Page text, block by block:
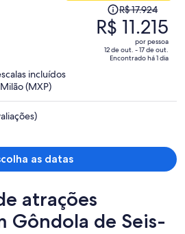
preço
era
R$ 17.924
R$ 17.924
R$ 11.215
por pessoa
12 de out. - 17 de out.
Encontrado há 1 dia
incluídos
(MXP)
as datas
atrações
Gôndola de Seis-